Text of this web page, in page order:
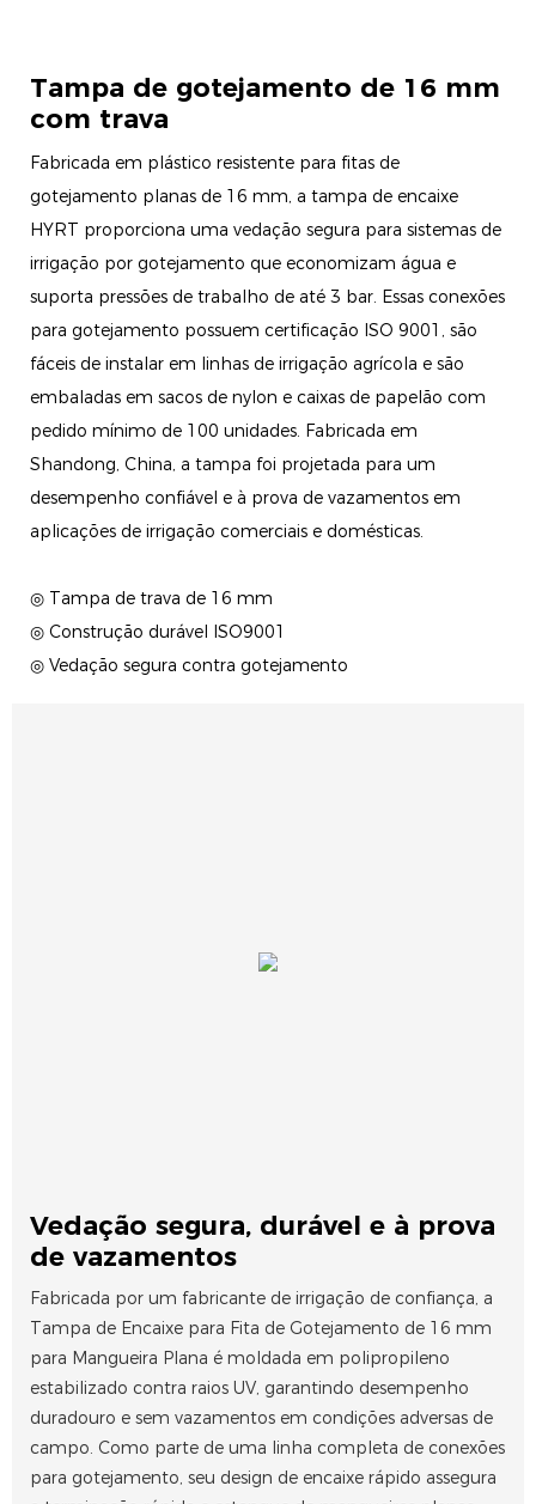
Tampa de gotejamento de 16 mm
com trava
Fabricada em plástico resistente para fitas de
gotejamento planas de 16 mm, a tampa de encaixe
HYRT proporciona uma vedação segura para sistemas de
irrigação por gotejamento que economizam água e
suporta pressões de trabalho de até 3 bar. Essas conexões
para gotejamento possuem certificação ISO 9001, são
fáceis de instalar em linhas de irrigação agrícola e são
embaladas em sacos de nylon e caixas de papelão com
pedido mínimo de 100 unidades. Fabricada em
Shandong, China, a tampa foi projetada para um
desempenho confiável e à prova de vazamentos em
aplicações de irrigação comerciais e domésticas.
◎ Tampa de trava de 16 mm
◎ Construção durável ISO9001
◎ Vedação segura contra gotejamento
Vedação segura, durável e à prova
de vazamentos
Fabricada por um fabricante de irrigação de confiança, a
Tampa de Encaixe para Fita de Gotejamento de 16 mm
para Mangueira Plana é moldada em polipropileno
estabilizado contra raios UV, garantindo desempenho
duradouro e sem vazamentos em condições adversas de
campo. Como parte de uma linha completa de conexões
para gotejamento, seu design de encaixe rápido assegura